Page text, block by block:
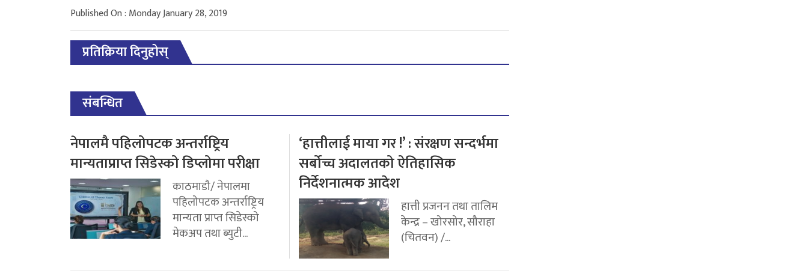
Published On : Monday January 28, 2019
प्रतिक्रिया दिनुहोस्
संबन्धित
नेपालमै पहिलोपटक अन्तर्राष्ट्रिय
मान्यताप्राप्त सिडेस्को डिप्लोमा परीक्षा
काठमाडौ/ नेपालमा
पहिलोपटक अन्तर्राष्ट्रिय
मान्यता प्राप्त सिडेस्को
मेकअप तथा ब्युटी...
‘हात्तीलाई माया गर !’ : संरक्षण सन्दर्भमा
सर्बोच्च अदालतको ऐतिहासिक
निर्देशनात्मक आदेश
हात्ती प्रजनन तथा तालिम
केन्द्र – खोरसोर, सौराहा
(चितवन) /...